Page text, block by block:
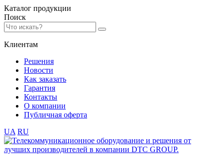
Каталог продукции
Поиск
Клиентам
Решения
Новости
Как заказать
Гарантия
Контакты
О компании
Публичная оферта
UA RU